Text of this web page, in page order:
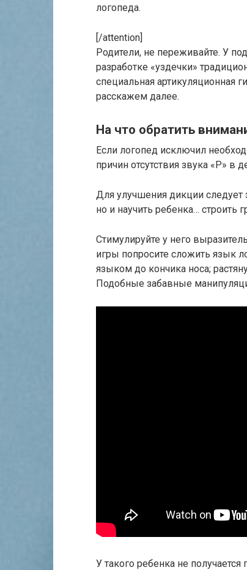
логопеда.
[/attention]
Родители, не переживайте. У
разработке «уздечки»
специальная артикуляционная
расскажем далее.
На что обратить
Если логопед исключил
причин отсутствия звука «Р» в
Для улучшения дикции следует
но и научить ребенка… строить
Стимулируйте у него
игры попросите сложить язык
языком до кончика носа;
Подобные забавные
У такого ребенка не